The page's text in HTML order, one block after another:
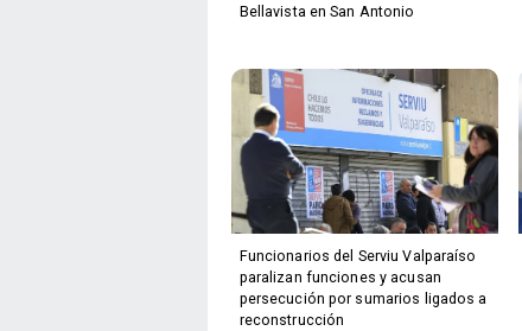
Bellavista en San Antonio
Funcionarios del Serviu Valparaíso
paralizan funciones y acusan
persecución por sumarios ligados a
reconstrucción